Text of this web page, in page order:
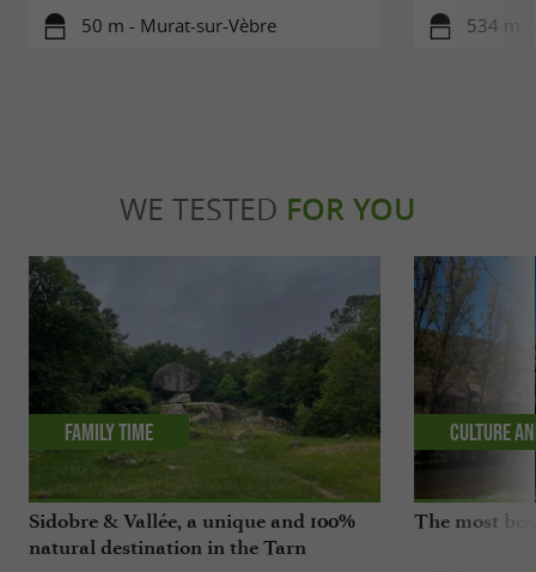
50 m - Murat-sur-Vèbre 534 m -
WE TESTED FOR YOU
Sidobre & Vallée, a unique and 100%
natural destination in the Tarn
Family time
The most
Culture